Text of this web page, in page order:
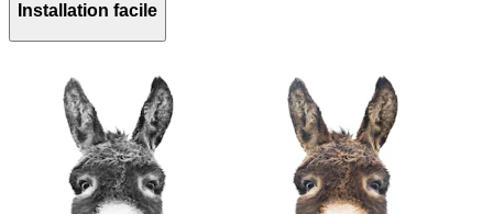
Installation facile